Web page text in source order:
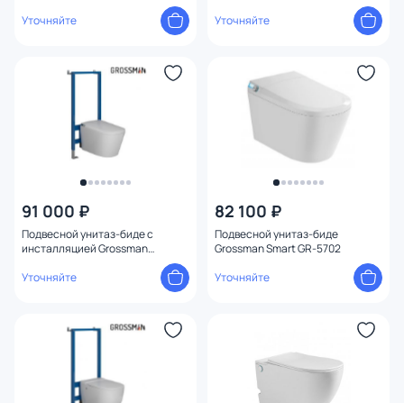
Уточняйте
Уточняйте
91 000 ₽
Подвесной унитаз-биде с
инсталляцией Grossman
Уточняйте
82 100 ₽
Подвесной унитаз-биде
Grossman Smart GR-5702
Уточняйте